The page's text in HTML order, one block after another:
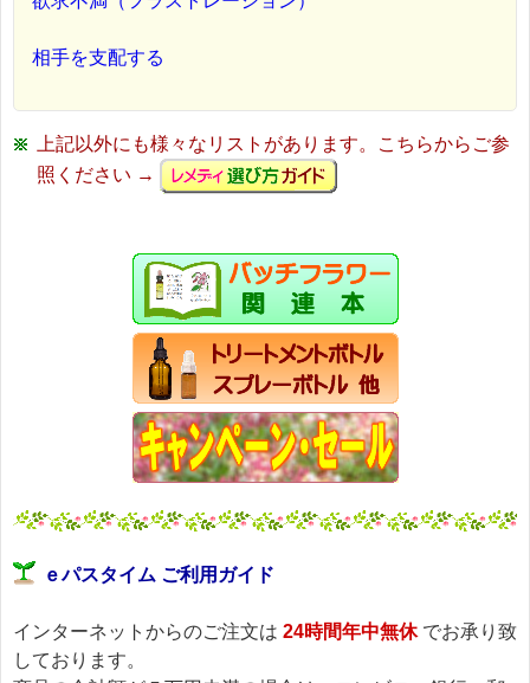
相手を支配する
上記以外にも様々なリストがあります。こちらからご参
照ください →
ｅパスタイム ご利用ガイド
インターネットからのご注文は 24時間年中無休でお承り致
しております。